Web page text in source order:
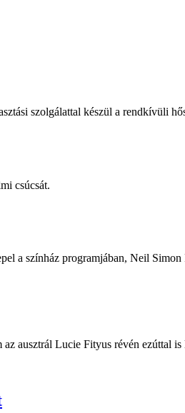
szolgálattal készül a rendkívüli
csúcsát.
a színház programjában, Neil
ausztrál Lucie Fityus révén ezúttal